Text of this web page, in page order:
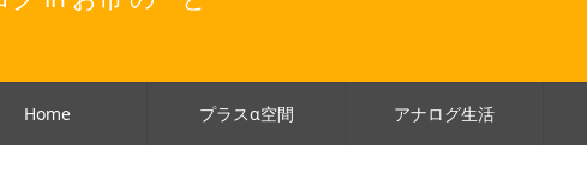
Home プラスα空間 アナログ生活